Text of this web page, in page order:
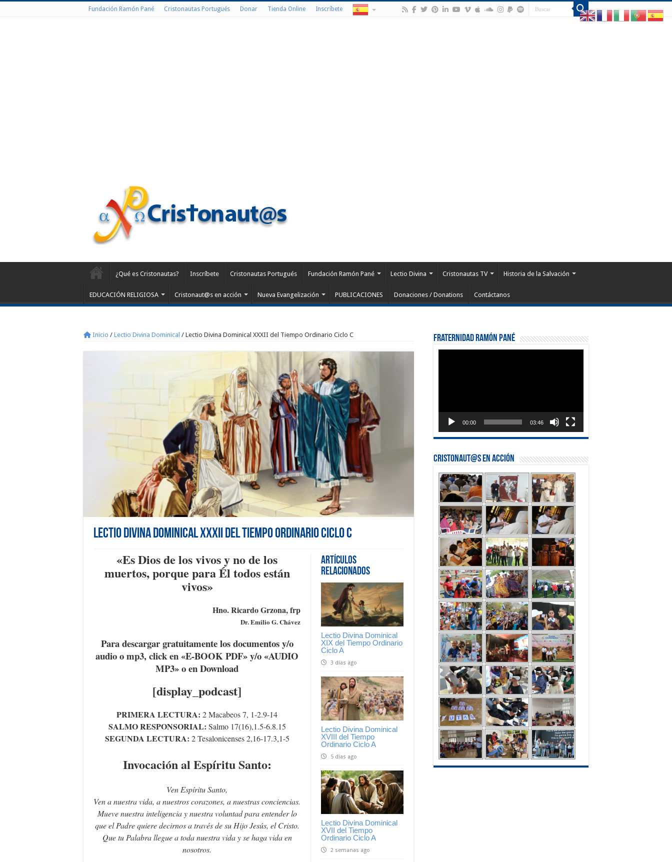
Fundación Ramón Pané Cristonautas Portugués Donar Tienda Online Inscríbete
¿Qué es Cristonautas? Inscríbete Cristonautas Portugués Fundación Ramón Pané Lectio Divina Cristonautas TV Historia de la Salvación
EDUCACIÓN RELIGIOSA Cristonaut@s en acción Nueva Evangelización PUBLICACIONES Donaciones / Donations Contáctanos
Inicio / Lectio Divina Dominical / Lectio Divina Dominical XXXII del Tiempo Ordinario Ciclo C
Lectio Divina Dominical XXXII del Tiempo Ordinario Ciclo C
Artículos
Relacionados
Lectio Divina Dominical
XIX del Tiempo Ordinario
Ciclo A
3 días ago
Lectio Divina Dominical
XVIII del Tiempo
Ordinario Ciclo A
5 días ago
Lectio Divina Dominical
XVII del Tiempo
Ordinario Ciclo A
2 semanas ago
«Es Dios de los vivos y no de los
muertos, porque para Él todos están
vivos»
Hno. Ricardo Grzona, frp
Dr. Emilio G. Chávez
Para descargar gratuitamente los documentos y/o
audio o mp3, click en «E-BOOK PDF» y/o «AUDIO
MP3» o en Download
[display_podcast]
PRIMERA LECTURA: 2 Macabeos 7, 1-2.9-14
SALMO RESPONSORIAL: Salmo 17(16),1.5-6.8.15
SEGUNDA LECTURA: 2 Tesalonicenses 2,16-17.3,1-5
Invocación al Espíritu Santo:
Ven Espíritu Santo,
Ven a nuestra vida, a nuestros corazones, a nuestras conciencias.
Mueve nuestra inteligencia y nuestra voluntad para entender lo
que el Padre quiere decirnos a través de su Hijo Jesús, el Cristo.
Que tu Palabra llegue a toda nuestra vida y se haga vida en
nosotros.
Fraternidad Ramón Pané
00:00 03:46
Cristonaut@s en Acción